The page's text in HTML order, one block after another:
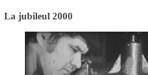
La jubileul 2000